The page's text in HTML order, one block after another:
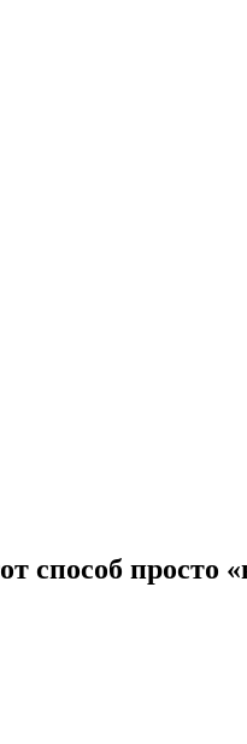
способ просто